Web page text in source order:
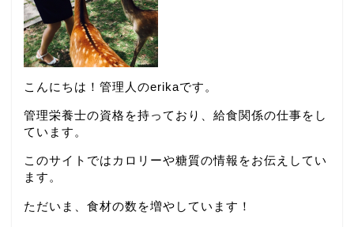
こんにちは！管理人のerikaです。
管理栄養士の資格を持っており、給食関係の仕事をし
ています。
このサイトではカロリーや糖質の情報をお伝えしてい
ます。
ただいま、食材の数を増やしています！